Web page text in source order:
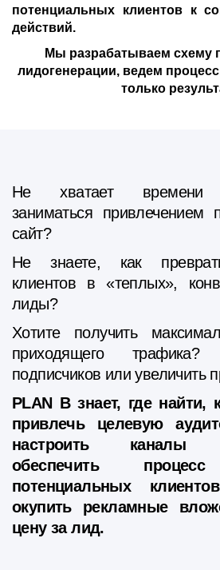
потенциальных клиентов к
действий.
Мы разрабатываем схему
лидогенерации, ведем
только
Не хватает времени
заниматься привлечением
сайт?
Не знаете, как
клиентов в «теплых»,
лиды?
Хотите получить
приходящего
подписчиков или увеличить
PLAN B знает, где найти,
привлечь целевую
настроить каналы
обеспечить процесс
потенциальных
окупить рекламные
цену за лид.